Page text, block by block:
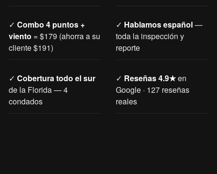
✓ Combo 4 puntos +
viento = $179 (ahorra a su
cliente $191)
✓ Hablamos español—
toda la inspección y
reporte
✓ Cobertura todo el sur
de la Florida — 4
condados
✓ Reseñas 4.9★en
Google · 127 reseñas
reales